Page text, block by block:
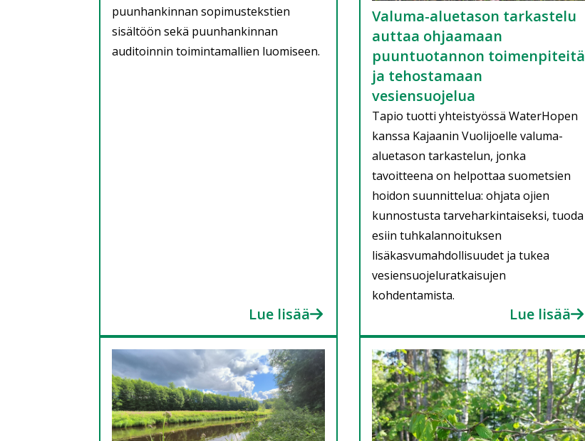
puunhankinnan sopimustekstien
sisältöön sekä puunhankinnan
auditoinnin toimintamallien luomiseen.
Lue lisää
Valuma-aluetason tarkastelu
auttaa ohjaamaan
puuntuotannon toimenpiteitä
ja tehostamaan
vesiensuojelua
Tapio tuotti yhteistyössä WaterHopen
kanssa Kajaanin Vuolijoelle valuma-
aluetason tarkastelun, jonka
tavoitteena on helpottaa suometsien
hoidon suunnittelua: ohjata ojien
kunnostusta tarveharkintaiseksi, tuoda
esiin tuhkalannoituksen
lisäkasvumahdollisuudet ja tukea
vesiensuojeluratkaisujen
kohdentamista.
Lue lisää